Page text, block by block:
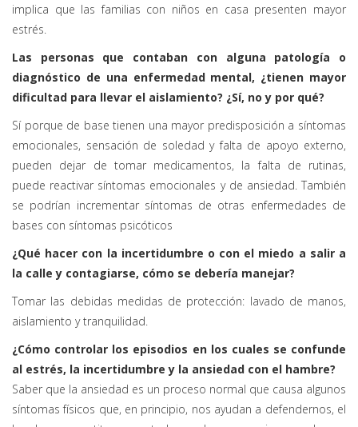
implica que las familias con niños en casa presenten mayor
estrés.
Las personas que contaban con alguna patología o
diagnóstico de una enfermedad mental, ¿tienen mayor
dificultad para llevar el aislamiento? ¿Sí, no y por qué?
Sí porque de base tienen una mayor predisposición a síntomas
emocionales, sensación de soledad y falta de apoyo externo,
pueden dejar de tomar medicamentos, la falta de rutinas,
puede reactivar síntomas emocionales y de ansiedad. También
se podrían incrementar síntomas de otras enfermedades de
bases con síntomas psicóticos
¿Qué hacer con la incertidumbre o con el miedo a salir a
la calle y contagiarse, cómo se debería manejar?
Tomar las debidas medidas de protección: lavado de manos,
aislamiento y tranquilidad.
¿Cómo controlar los episodios en los cuales se confunde
al estrés, la incertidumbre y la ansiedad con el hambre?
Saber que la ansiedad es un proceso normal que causa algunos
síntomas físicos que, en principio, nos ayudan a defendernos, el